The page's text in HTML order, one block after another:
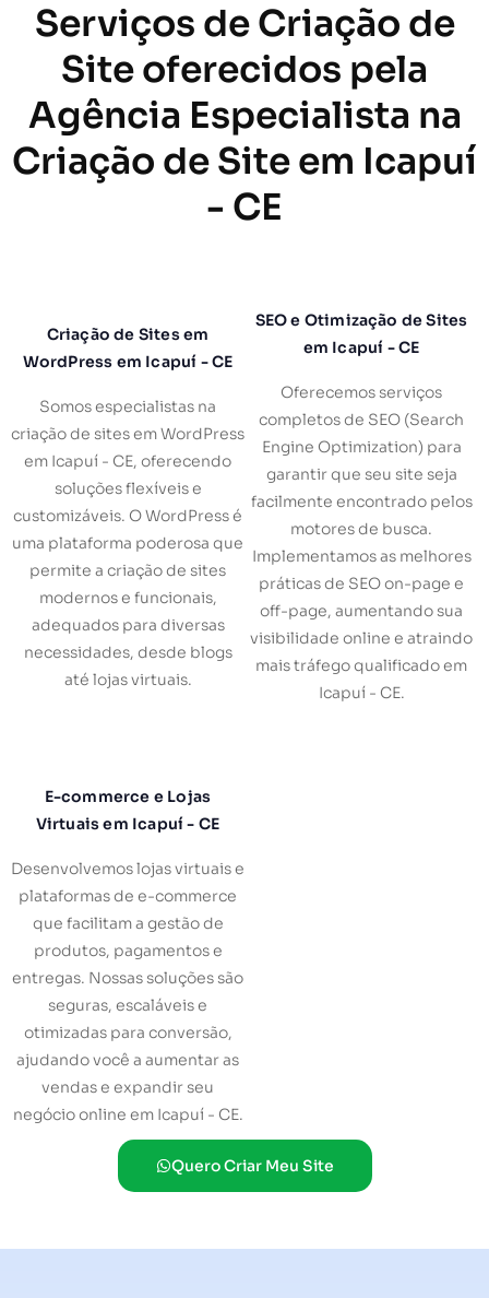
Serviços de Criação de
Site oferecidos pela
Agência Especialista na
Criação de Site em Icapuí
- CE
Criação de Sites em
WordPress em Icapuí - CE
Somos especialistas na
criação de sites em WordPress
em Icapuí - CE, oferecendo
soluções flexíveis e
customizáveis. O WordPress é
uma plataforma poderosa que
permite a criação de sites
modernos e funcionais,
adequados para diversas
necessidades, desde blogs
até lojas virtuais.
SEO e Otimização de Sites
em Icapuí - CE
Oferecemos serviços
completos de SEO (Search
Engine Optimization) para
garantir que seu site seja
facilmente encontrado pelos
motores de busca.
Implementamos as melhores
práticas de SEO on-page e
off-page, aumentando sua
visibilidade online e atraindo
mais tráfego qualificado em
Icapuí - CE.
E-commerce e Lojas
Virtuais em Icapuí - CE
Desenvolvemos lojas virtuais e
plataformas de e-commerce
que facilitam a gestão de
produtos, pagamentos e
entregas. Nossas soluções são
seguras, escaláveis e
otimizadas para conversão,
ajudando você a aumentar as
vendas e expandir seu
negócio online em Icapuí - CE.
Quero Criar Meu Site